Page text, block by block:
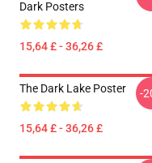
Dark Posters
15,64 £ - 36,26 £
The Dark Lake Poster
15,64 £ - 36,26 £
-